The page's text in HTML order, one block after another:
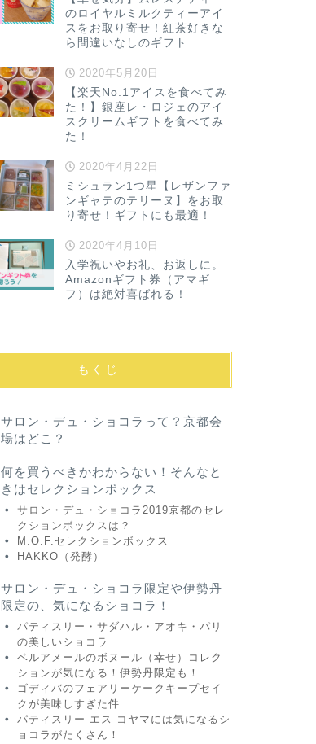
のロイヤルミルクティーアイ
スをお取り寄せ！紅茶好きな
ら間違いなしのギフト
2020年5月20日
【楽天No.1アイスを食べてみ
た！】銀座レ・ロジェのアイ
スクリームギフトを食べてみ
た！
2020年4月22日
ミシュラン1つ星【レザンファ
ンギャテのテリーヌ】をお取
り寄せ！ギフトにも最適！
2020年4月10日
入学祝いやお礼、お返しに。
Amazonギフト券（アマギ
フ）は絶対喜ばれる！
もくじ
サロン・デュ・ショコラって？京都会
場はどこ？
何を買うべきかわからない！そんなと
きはセレクションボックス
サロン・デュ・ショコラ2019京都のセレ
クションボックスは？
M.O.F.セレクションボックス
HAKKO（発酵）
サロン・デュ・ショコラ限定や伊勢丹
限定の、気になるショコラ！
パティスリー・サダハル・アオキ・パリ
の美しいショコラ
ベルアメールのボヌール（幸せ）コレク
ションが気になる！伊勢丹限定も！
ゴディバのフェアリーケークキープセイ
クが美味しすぎた件
パティスリー エス コヤマには気になるシ
ョコラがたくさん！